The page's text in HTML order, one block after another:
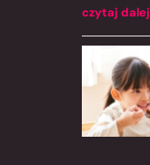
czytaj dalej